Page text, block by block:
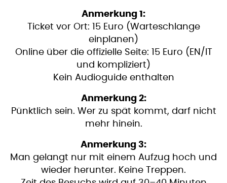
Anmerkung 1:
Ticket vor Ort: 15 Euro (Warteschlange
einplanen)
Online über die offizielle Seite: 15 Euro (EN/IT
und kompliziert)
Kein Audioguide enthalten
Anmerkung 2:
Pünktlich sein. Wer zu spät kommt, darf nicht
mehr hinein.
Anmerkung 3:
Man gelangt nur mit einem Aufzug hoch und
wieder herunter. Keine Treppen.